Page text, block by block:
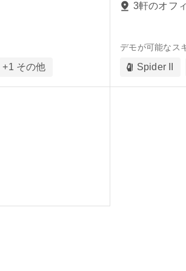
+1 その他
3軒のオフ
デモが可能なス
Spider II